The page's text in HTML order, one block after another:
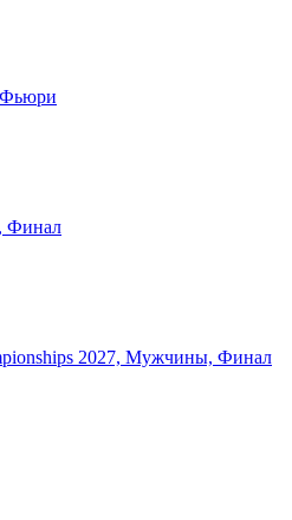
Финал
2027, Мужчины, Финал